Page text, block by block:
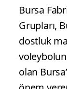
Bursa
Grupları,
dostluk
olan